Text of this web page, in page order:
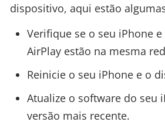
dispositivo, aqui estão
Verifique se o seu iPhone
AirPlay estão na mesma
Reinicie o seu iPhone e o
Atualize o software do seu
versão mais recente.